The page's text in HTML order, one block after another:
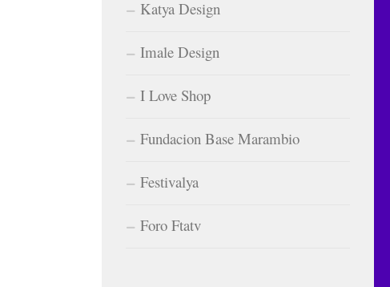
Katya Design
Imale Design
I Love Shop
Fundacion Base Marambio
Festivalya
Foro Ftatv